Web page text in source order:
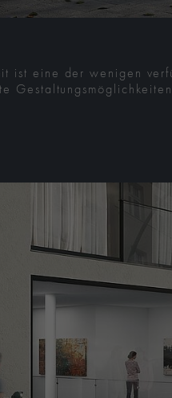
ist eine der wenigen